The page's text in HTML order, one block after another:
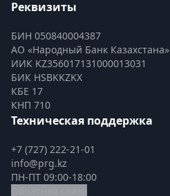
Реквизиты
БИН 050840004387
АО «Народный Банк Казахстана»
ИИК KZ356017131000013031
БИК HSBKKZKX
КБЕ 17
КНП 710
Техническая поддержка
+7 (727) 222-21-01
info@prg.kz
ПН-ПТ 09:00-18:00